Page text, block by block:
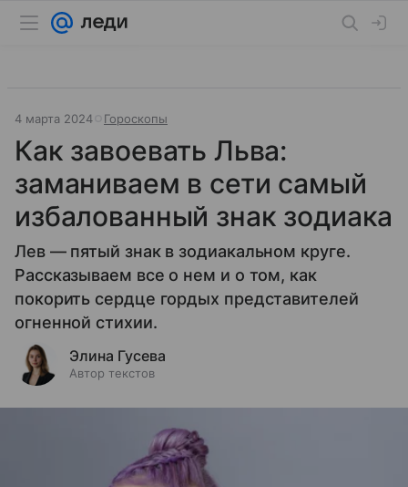
4 марта 2024 Гороскопы
Как завоевать Льва:
заманиваем в сети самый
избалованный знак зодиака
Лев — пятый знак в зодиакальном круге.
Рассказываем все о нем и о том, как
покорить сердце гордых представителей
огненной стихии.
Элина Гусева
Автор текстов